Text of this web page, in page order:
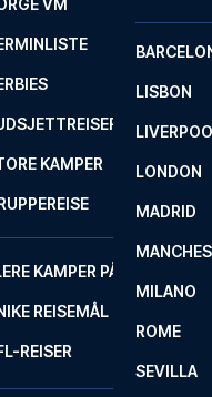
LISBON
LONDON
MADRID
MILANO
ROME
SEVILLA
VM
KAMPER
KAMPER PÅ ÉN REISE
REISEMÅL
REISER
kamper
for din Champions
bredt utvalg av
i Champions
hvor du kan
i fotball, på
LEAGUE